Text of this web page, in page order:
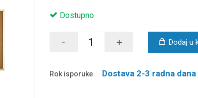
Dostupno
- + Dodaj u
Rok isporuke Dostava 2-3 radna dana